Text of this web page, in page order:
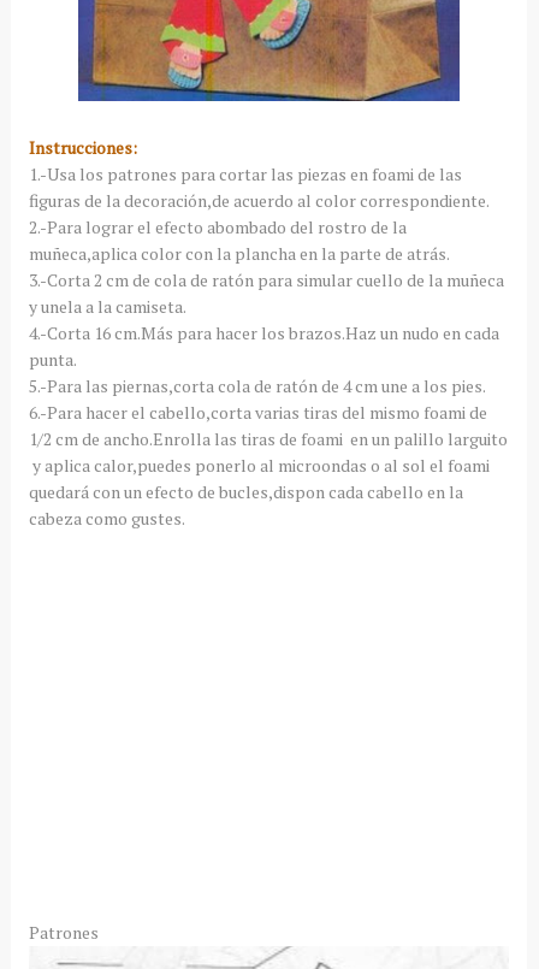
Instrucciones:
1.-Usa los patrones para cortar las piezas en foami de las
figuras de la decoración,de acuerdo al color correspondiente.
2.-Para lograr el efecto abombado del rostro de la
muñeca,aplica color con la plancha en la parte de atrás.
3.-Corta 2 cm de cola de ratón para simular cuello de la muñeca
y unela a la camiseta.
4.-Corta 16 cm.Más para hacer los brazos.Haz un nudo en cada
punta.
5.-Para las piernas,corta cola de ratón de 4 cm une a los pies.
6.-Para hacer el cabello,corta varias tiras del mismo foami de
1/2 cm de ancho.Enrolla las tiras de foami en un palillo larguito
y aplica calor,puedes ponerlo al microondas o al sol el foami
quedará con un efecto de bucles,dispon cada cabello en la
cabeza como gustes.
Patrones